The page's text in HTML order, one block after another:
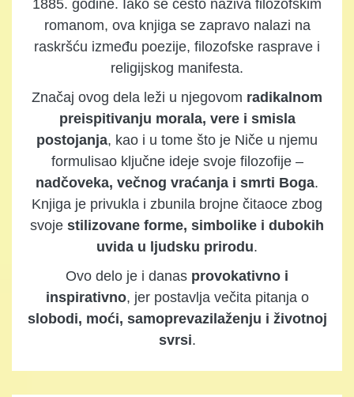
1885. godine. Iako se često naziva filozofskim
romanom, ova knjiga se zapravo nalazi na
raskršću između poezije, filozofske rasprave i
religijskog manifesta.
Značaj ovog dela leži u njegovom radikalnom
preispitivanju morala, vere i smisla
postojanja, kao i u tome što je Niče u njemu
formulisao ključne ideje svoje filozofije –
nadčoveka, večnog vraćanja i smrti Boga.
Knjiga je privukla i zbunila brojne čitaoce zbog
svoje stilizovane forme, simbolike i dubokih
uvida u ljudsku prirodu.
Ovo delo je i danas provokativno i
inspirativno, jer postavlja večita pitanja o
slobodi, moći, samoprevazilaženju i životnoj
svrsi.